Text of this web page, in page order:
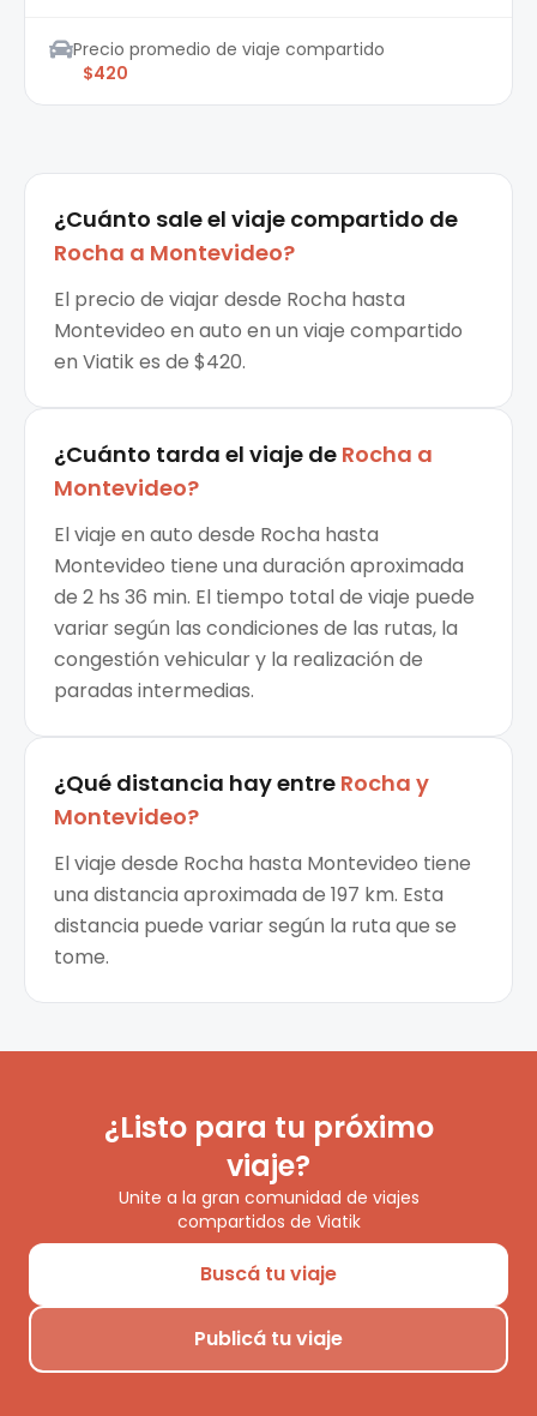
Precio promedio de viaje compartido
$420
¿Cuánto sale el viaje compartido de
Rocha a Montevideo?
El precio de viajar desde Rocha hasta
Montevideo en auto en un viaje compartido
en Viatik es de $420.
¿Cuánto tarda el viaje de Rocha a
Montevideo?
El viaje en auto desde Rocha hasta
Montevideo tiene una duración aproximada
de 2 hs 36 min. El tiempo total de viaje puede
variar según las condiciones de las rutas, la
congestión vehicular y la realización de
paradas intermedias.
¿Qué distancia hay entre Rocha y
Montevideo?
El viaje desde Rocha hasta Montevideo tiene
una distancia aproximada de 197 km. Esta
distancia puede variar según la ruta que se
tome.
¿Listo para tu próximo
viaje?
Unite a la gran comunidad de viajes
compartidos de Viatik
Buscá tu viaje
Publicá tu viaje